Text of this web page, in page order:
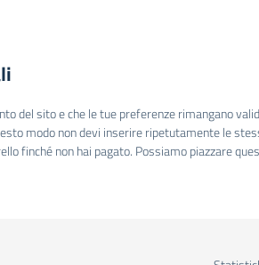
del sito e che le tue preferenze rimangano
modo non devi inserire ripetutamente le
finché non hai pagato. Possiamo piazzare